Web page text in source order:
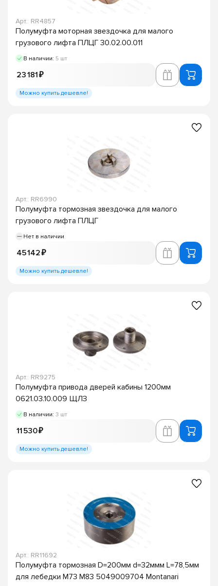
Арт.: RR4857
Полумуфта моторная звездочка для малого
грузового лифта ПЛЦГ 30.02.00.011
В наличии: 5 шт
23 181 ₽
Можно купить дешевле!
Арт.: RR6990
Полумуфта тормозная звездочка для малого
грузового лифта ПЛЦГ
Нет в наличии
45 142 ₽
Можно купить дешевле!
Арт.: RR9275
Полумуфта привода дверей кабины 1200мм
0621.03.10.009 ЩЛЗ
В наличии: 3 шт
11 530 ₽
Можно купить дешевле!
Арт.: RR11692
Полумуфта тормозная D=200мм d=32ммм L=78,5мм
для лебедки M73 M83 5049009704 Montanari